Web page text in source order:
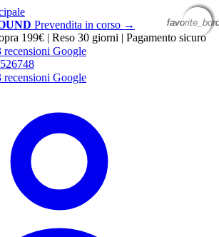
Prevendita in corso →
199€ | Reso 30 giorni | Pagamento sicuro
recensioni Google
recensioni Google